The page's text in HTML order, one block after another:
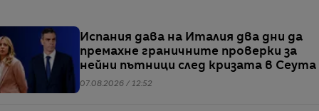
Испания дава на Италия два дни да
премахне граничните проверки за
нейни пътници след кризата в Сеута
07.08.2026 / 12:52